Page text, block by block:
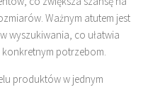
Ważnym atutem jest
wyszukiwania, co ułatwia
potrzebom.
produktów w jednym